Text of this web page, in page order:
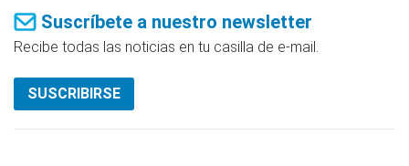
Suscríbete a nuestro newsletter
Recibe todas las noticias en tu casilla de e-mail.
SUSCRIBIRSE